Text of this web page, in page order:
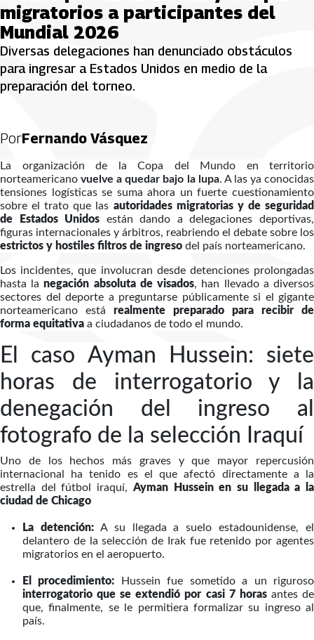
migratorios a participantes del
Mundial 2026
Diversas delegaciones han denunciado obstáculos
para ingresar a Estados Unidos en medio de la
preparación del torneo.
PorFernando Vásquez
La organización de la Copa del Mundo en territorio
norteamericanovuelve a quedar bajo la lupa. A las ya conocidas
tensiones logísticas se suma ahora un fuerte cuestionamiento
sobre el trato que las autoridades migratorias y de seguridad
de Estados Unidos están dando a delegaciones deportivas,
figuras internacionales y árbitros, reabriendo el debate sobre los
estrictos y hostiles filtros de ingreso del país norteamericano.
Los incidentes, que involucran desde detenciones prolongadas
hasta lanegación absoluta de visados, han llevado a diversos
sectores del deporte a preguntarse públicamente si el gigante
norteamericano está realmente preparado para recibir de
forma equitativa a ciudadanos de todo el mundo.
El caso Ayman Hussein: siete
horas de interrogatorio y la
denegación del ingreso al
fotografo de la selección Iraquí
Uno de los hechos más graves y que mayor repercusión
internacional ha tenido es el que afectó directamente a la
estrella del fútbol iraquí, Ayman Hussein en su llegada a la
ciudad de Chicago
La detención:A su llegada a suelo estadounidense, el
delantero de la selección de Irak fue retenido por agentes
migratorios en el aeropuerto.
El procedimiento: Hussein fue sometido a un riguroso
interrogatorio que se extendió por casi 7 horasantes de
que, finalmente, se le permitiera formalizar su ingreso al
país.